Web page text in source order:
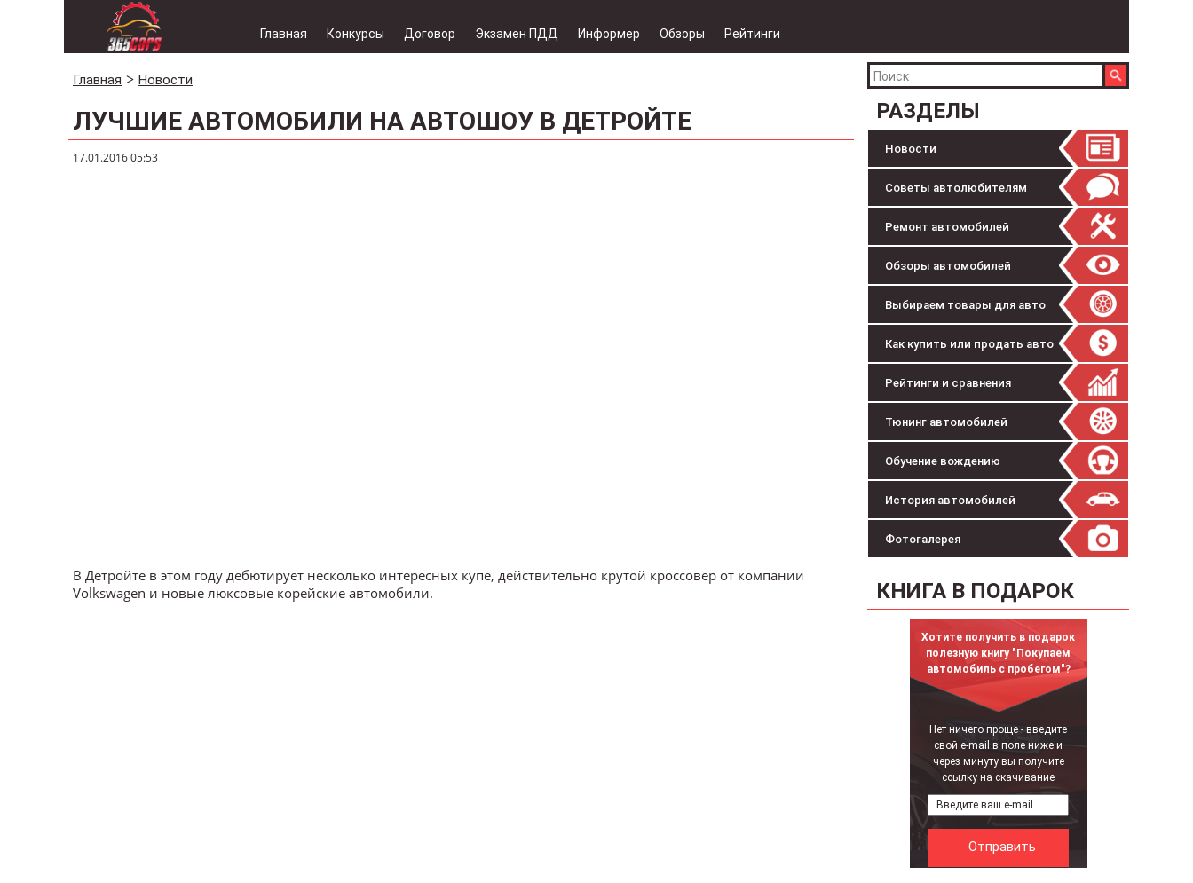
Главная Конкурсы Договор Экзамен ПДД Информер Обзоры Рейтинги
РАЗДЕЛЫ
Новости
Советы автолюбителям
Ремонт автомобилей
Обзоры автомобилей
Выбираем товары для авто
Как купить или продать авто
Рейтинги и сравнения
Тюнинг автомобилей
Обучение вождению
История автомобилей
Фотогалерея
КНИГА В ПОДАРОК
Хотите получить в подарок
полезную книгу "Покупаем
автомобиль с пробегом"?
Нет ничего проще - введите
свой e-mail в поле ниже и
через минуту вы получите
ссылку на скачивание
Главная Новости
ЛУЧШИЕ АВТОМОБИЛИ НА АВТОШОУ В ДЕТРОЙТЕ
17.01.2016 05:53
В Детройте в этом году дебютирует несколько интересных купе, действительно крутой кроссовер от компании
Volkswagen и новые люксовые корейские автомобили.